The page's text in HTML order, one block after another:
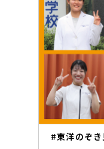
#東洋のぞき